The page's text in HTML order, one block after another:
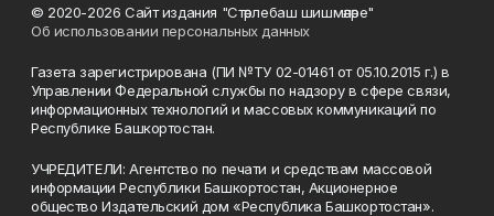
© 2020-2026 Сайт издания "Стәрлебаш шишмәләре"
Об использовании персональных данных
Газета зарегистрирована (ПИ №ТУ 02-01461 от 05.10.2015 г.) в
Управлении Федеральной службы по надзору в сфере связи,
информационных технологий и массовых коммуникаций по
Республике Башкортостан.
УЧРЕДИТЕЛИ: Агентство по печати и средствам массовой
информации Республики Башкортостан, Акционерное
общество Издательский дом «Республика Башкортостан».